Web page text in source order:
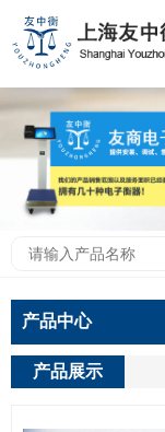
产品中心
产品展示